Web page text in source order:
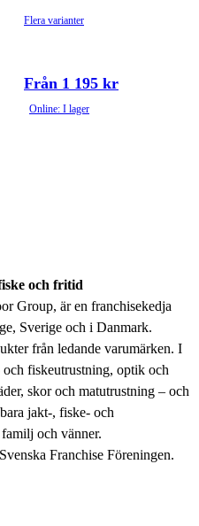
Flera varianter
Från 1 195 kr
Online: I lager
och fritid
Group, är en franchisekedja
Sverige och i Danmark.
från ledande varumärken. I
fiskeutrustning, optik och
skor och matutrustning – och
jakt-, fiske- och
och vänner.
Franchise Föreningen.